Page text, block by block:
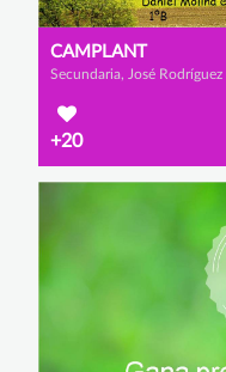
CAMPLANT
+20